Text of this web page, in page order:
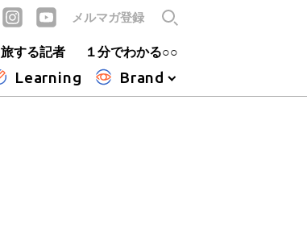
旅する記者 １分でわかる○○
Learning Brand
メルマガ登録